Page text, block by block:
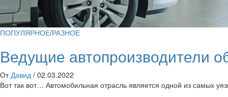
ПОПУЛЯРНОЕ/РАЗНОЕ
Ведущие автопроизводители
От Давид / 02.03.2022
Вот так вот… Автомобильная отрасль является одной из самых